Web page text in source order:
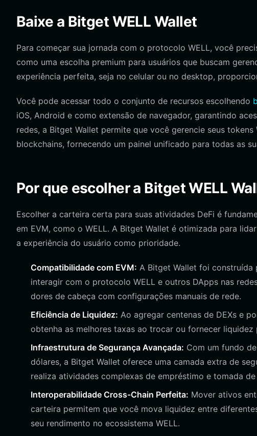
Baixe a Bitget WELL Wallet
Para começar sua jornada com o protocolo WELL, você
como uma escolha premium para usuários que buscam
experiência perfeita, seja no celular ou no desktop,
Você pode acessar todo o conjunto de recursos escolhendo
iOS, Android e como extensão de navegador, garantindo
redes, a Bitget Wallet permite que você gerencie seus
blockchains, fornecendo um painel unificado para todas as
Por que escolher a Bitget WELL
Escolher a carteira certa para suas atividades DeFi é
em EVM, como o WELL. A Bitget Wallet é otimizada para
a experiência do usuário como prioridade.
Compatibilidade com EVM: A Bitget Wallet foi construída
interagir com o protocolo WELL e outros DApps nas
dores de cabeça com configurações manuais de rede.
Eficiência de Liquidez: Ao agregar centenas de DEXs e
obtenha as melhores taxas ao trocar ou fornecer liquidez
Infraestrutura de Segurança Avançada: Com um fundo
dólares, a Bitget Wallet oferece uma camada extra de
realiza atividades complexas de empréstimo e tomada
Interoperabilidade Cross-Chain Perfeita: Mover ativos
carteira permitem que você mova liquidez entre
seu rendimento no ecossistema WELL.